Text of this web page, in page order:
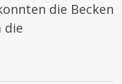
die Becken
die